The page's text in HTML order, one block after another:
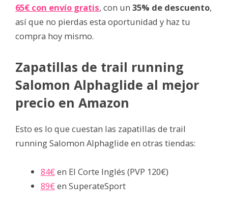
65€ con envío gratis, con un 35% de descuento,
así que no pierdas esta oportunidad y haz tu
compra hoy mismo.
Zapatillas de trail running
Salomon Alphaglide al mejor
precio en Amazon
Esto es lo que cuestan las zapatillas de trail
running Salomon Alphaglide en otras tiendas:
84€en El Corte Inglés (PVP 120€)
89€en SuperateSport